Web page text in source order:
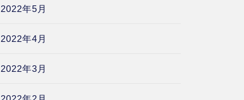
2022年5月
2022年4月
2022年3月